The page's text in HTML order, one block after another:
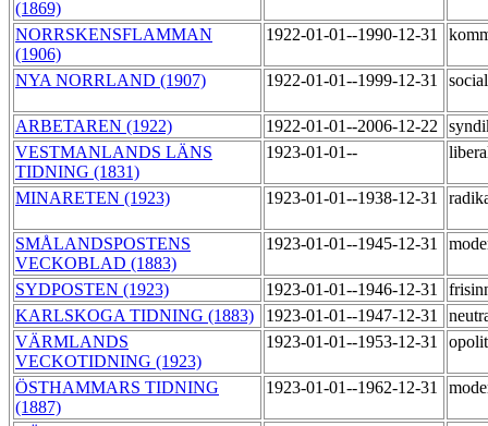
(1869)
NORRSKENSFLAMMAN
(1906)
1922-01-01--1990-12-31
NYA NORRLAND (1907) 1922-01-01--1999-12-31
ARBETAREN (1922) 1922-01-01--2006-12-22
VESTMANLANDS LÄNS
TIDNING (1831)
1923-01-01--
MINARETEN (1923) 1923-01-01--1938-12-31
SMÅLANDSPOSTENS
VECKOBLAD (1883)
1923-01-01--1945-12-31
SYDPOSTEN (1923) 1923-01-01--1946-12-31
KARLSKOGA TIDNING (1883)
1923-01-01--1947-12-31
VÄRMLANDS
VECKOTIDNING (1923)
1923-01-01--1953-12-31
ÖSTHAMMARS TIDNING
(1887)
1923-01-01--1962-12-31